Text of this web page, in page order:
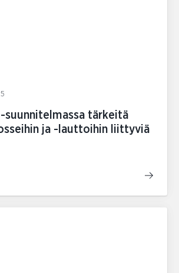
-suunnitelmassa tärkeitä
ja -lauttoihin liittyviä